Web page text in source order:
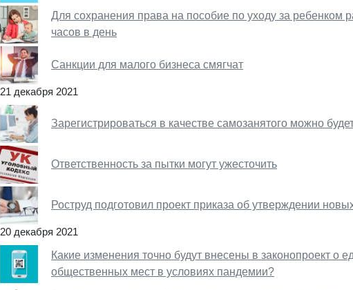
Для сохранения права на пособие по уходу за ребенком
часов в день
Санкции для малого бизнеса смягчат
21 декабря 2021
Зарегистрироваться в качестве самозанятого можно
Ответственность за пытки могут ужесточить
Роструд подготовил проект приказа об утверждении
20 декабря 2021
Какие изменения точно будут внесены в законопроект о
общественных мест в условиях пандемии?